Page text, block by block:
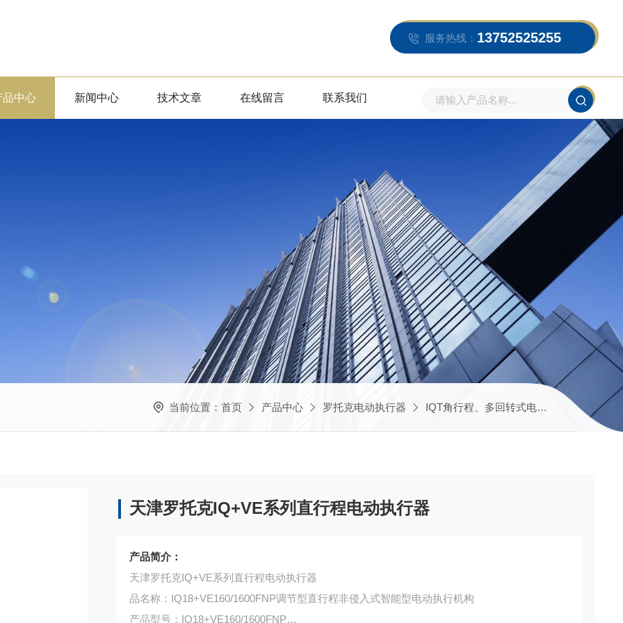
服务热线： 13752525255
品中心 新闻中心 技术文章 在线留言 联系我们
当前位置： 首页 产品中心 罗托克电动执行器 IQT角行程、多回转式电动执行器
天津罗托克IQ+VE系列直行程电动执行器
产品简介：
天津罗托克IQ+VE系列直行程电动执行器
品名称：IQ18+VE160/1600FNP调节型直行程非侵入式智能型电动执行机构
产品型号：IQ18+VE160/1600FNP